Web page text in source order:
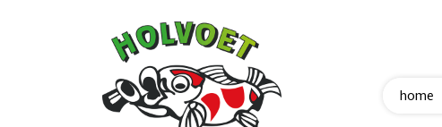
home